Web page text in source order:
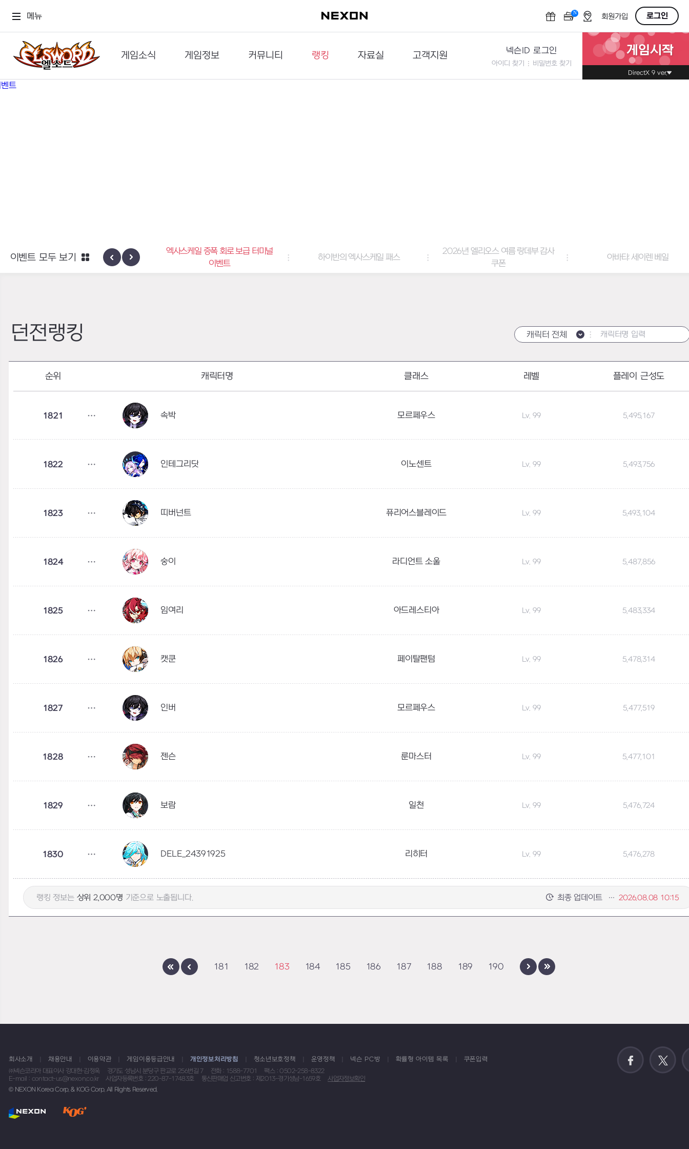
메뉴 N OFF회원가입 로그인
게임소식
공지사항
게임정보
세계관
커뮤니티
이슈게시판
랭킹
던전랭킹
자료실
다운로드
고객지원
문의하기
넥슨ID 로그인
아이디 찾기 비밀번호 찾기
게임시작
DirectX 9 ver.
신규 지역 네블론
엑사스케일 증폭 회로 보급 터미널
이벤트
하이반의 엑사스케일 패스
2026년 엘리오스 여름 랑데부 감사
쿠폰
아바타: 세이렌 베일
이벤트 모두 보기
던전랭킹 캐릭터 전체
순위 캐릭터명 클래스 레벨 플레이 근성도
1821 속박 모르페우스 Lv. 99 5,495,167
1822 인테그리닷 이노센트 Lv. 99 5,493,756
1823 띠버넌트 퓨리어스블레이드 Lv. 99 5,493,104
1824 숭이 라디언트 소울 Lv. 99 5,487,856
1825 임여리 아드레스티아 Lv. 99 5,483,334
1826 캣쿤 페이탈팬텀 Lv. 99 5,478,314
1827 인버 모르페우스 Lv. 99 5,477,519
1828 젠슨 룬마스터 Lv. 99 5,477,101
1829 보람 일천 Lv. 99 5,476,724
1830 DELE_24391925 리히터 Lv. 99 5,476,278
랭킹 정보는 상위 2,000명 기준으로 노출됩니다. 최종 업데이트 2026.08.08 10:15
181 182 183 184 185 186 187 188 189 190
회사소개 채용안내 이용약관 게임이용등급안내 개인정보처리방침 청소년보호정책 운영정책 넥슨 PC방 확률형 아이템 목록
쿠폰입력
㈜넥슨코리아 대표이사 강대현·김정욱
경기도 성남시 분당구 판교로 256번길 7 전화 : 1588-7701
팩스 : 0502-258-8322
E-mail : contact-us@nexon.co.kr
사업자등록번호 : 220-87-17483호 통신판매업 신고번호 : 제2013-경기성남-1659호
사업자정보확인
© NEXON Korea Corp. & KOG Corp. All Rights Reserved.